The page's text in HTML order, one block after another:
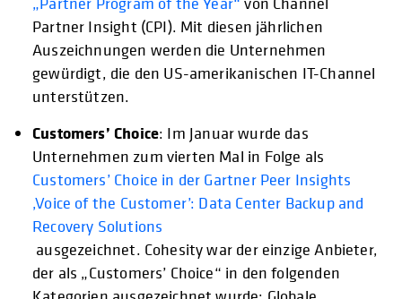
Partner Insight (CPI). Mit diesen jährlichen
Auszeichnungen werden die Unternehmen
gewürdigt, die den US-amerikanischen IT-Channel
unterstützen.
Customers’ Choice: Im Januar wurde das
Unternehmen zum vierten Mal in Folge als
Customers’ Choice in der Gartner Peer Insights
,Voice of the Customer’: Data Center Backup and
Recovery Solutions
ausgezeichnet. Cohesity war der einzige Anbieter,
der als „Customers’ Choice“ in den folgenden